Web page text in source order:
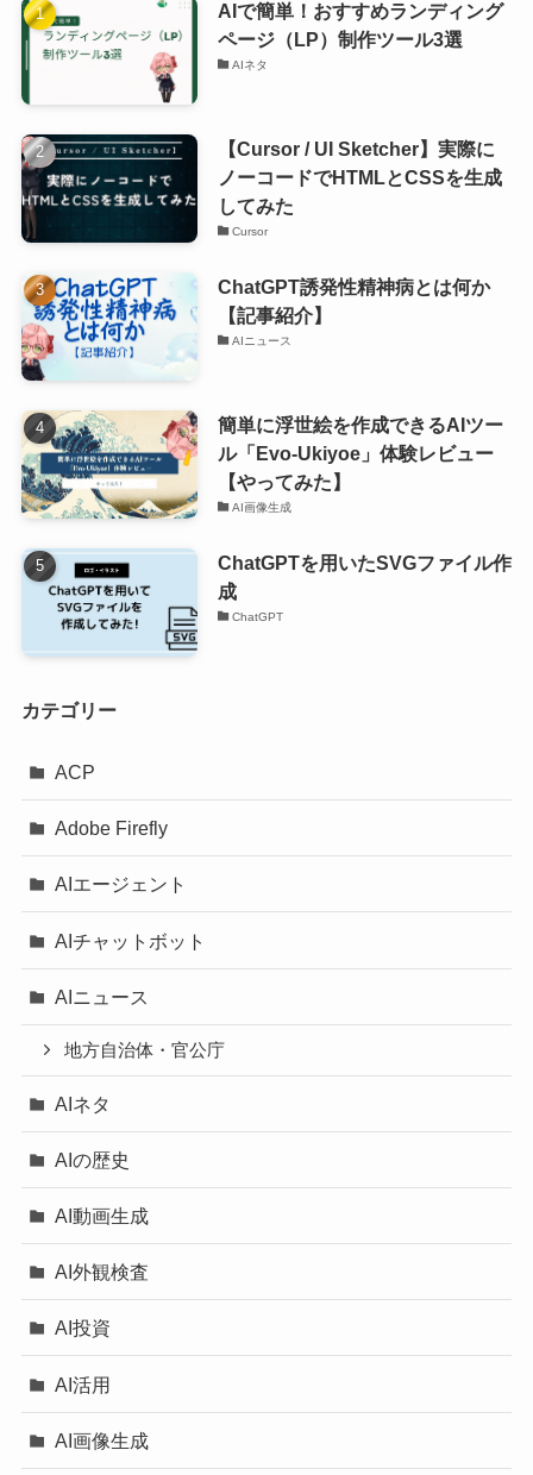
AIで簡単！おすすめランディング
ページ（LP）制作ツール3選
AIネタ
【Cursor / UI Sketcher】実際に
ノーコードでHTMLとCSSを生成
してみた
Cursor
ChatGPT誘発性精神病とは何か
【記事紹介】
AIニュース
簡単に浮世絵を作成できるAIツー
ル「Evo-Ukiyoe」体験レビュー
【やってみた】
AI画像生成
ChatGPTを用いたSVGファイル作
成
ChatGPT
カテゴリー
ACP
Adobe Firefly
AIエージェント
AIチャットボット
AIニュース
地方自治体・官公庁
AIネタ
AIの歴史
AI動画生成
AI外観検査
AI投資
AI活用
AI画像生成